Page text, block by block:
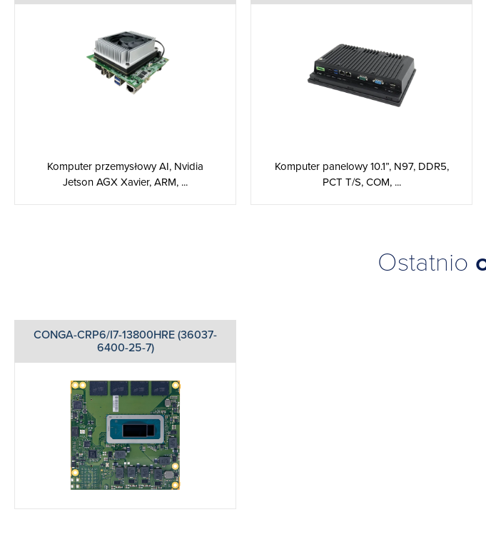
Komputer przemysłowy AI, Nvidia
Jetson AGX Xavier, ARM, ...
Komputer panelowy 10.1”, N97, DDR5,
PCT T/S, COM, ...
Ostatnio
CONGA-CRP6/I7-13800HRE (36037-
6400-25-7)